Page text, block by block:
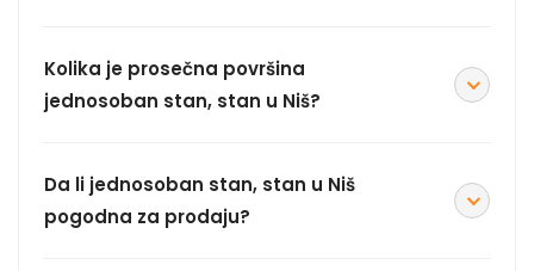
Kolika je prosečna površina
jednosoban stan, stan u Niš?
Da li jednosoban stan, stan u Niš
pogodna za prodaju?